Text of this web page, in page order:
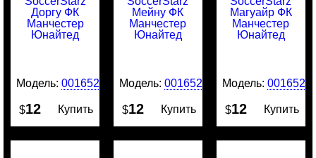
Модель:0016529
$12 Купить
Модель:0016528
$12 Купить
Модель: 0016526
$12 Купить